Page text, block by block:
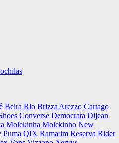
Beira Rio Brizza Arezzo Cartago
Converse Democrata Dijean
Molekinha Molekinho New
Puma QIX Ramarim Reserva Rider